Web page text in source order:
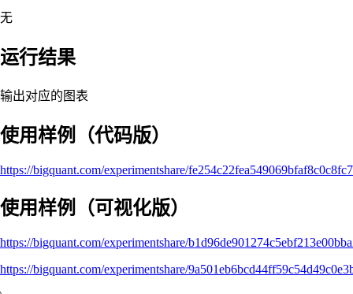
无
运行结果
输出对应的图表
使用样例（代码版）
https://bigquant.com/experimentshare/
使用样例（可视化版）
https://bigquant.com/experimentshare/
https://bigquant.com/experimentshare/